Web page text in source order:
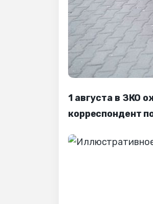
1 августа в ЗКО
корреспондент